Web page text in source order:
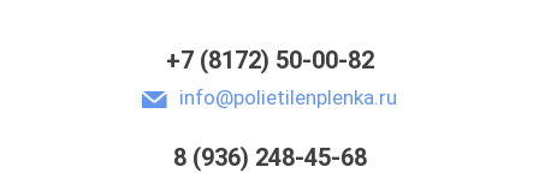
+7 (8172) 50-00-82
info@polietilenplenka.ru
8 (936) 248-45-68